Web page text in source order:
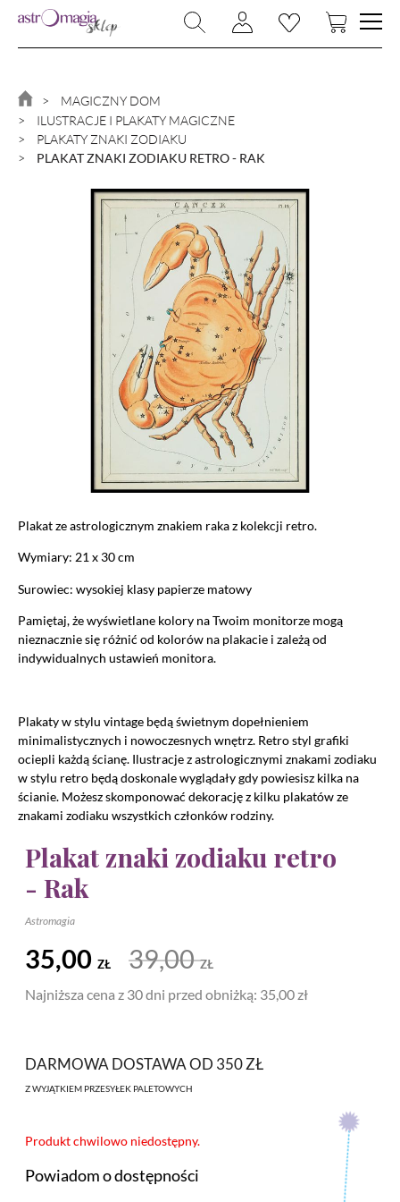
RYTUAŁY
KAMIENIE I KRYSZTAŁY
MAGIA I CZARY
MAGICZNY DOM
KSIĄŻKI
ZNAKI ZODIAKU
PROMOCJA
MAGICZNY DOM
ILUSTRACJE I PLAKATY MAGICZNE
PLAKATY ZNAKI ZODIAKU
PLAKAT ZNAKI ZODIAKU RETRO - RAK
Plakat ze astrologicznym znakiem raka z kolekcji retro.
Wymiary: 21 x 30 cm
Surowiec: wysokiej klasy papierze matowy
Pamiętaj, że wyświetlane kolory na Twoim monitorze mogą
nieznacznie się różnić od kolorów na plakacie i zależą od
indywidualnych ustawień monitora.
Plakaty w stylu vintage będą świetnym dopełnieniem
minimalistycznych i nowoczesnych wnętrz. Retro styl grafiki
ociepli każdą ścianę. Ilustracje z astrologicznymi znakami zodiaku
w stylu retro będą doskonale wyglądały gdy powiesisz kilka na
ścianie. Możesz skomponować dekorację z kilku plakatów ze
znakami zodiaku wszystkich członków rodziny.
Plakat znaki zodiaku retro
- Rak
Astromagia
35,00 ZŁ 39,00ZŁ
Najniższa cena z 30 dni przed obniżką: 35,00 zł
DARMOWA DOSTAWA OD 350 ZŁ
Z WYJĄTKIEM PRZESYŁEK PALETOWYCH
Produkt chwilowo niedostępny.
Powiadom o dostępności